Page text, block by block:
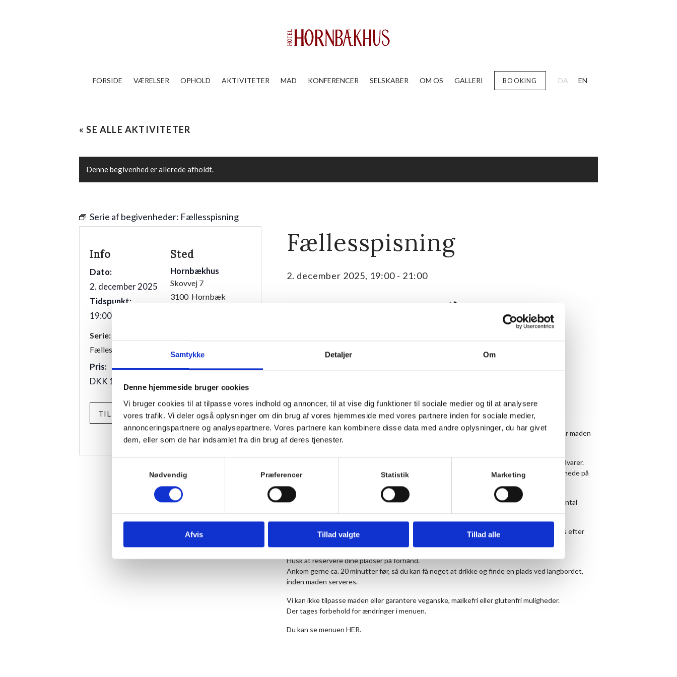
Samtykke Detaljer Om
Denne hjemmeside bruger cookies
Vi bruger cookies til at tilpasse vores indhold og annoncer, til at vise dig funktioner til sociale medier og til at analysere
vores trafik. Vi deler også oplysninger om din brug af vores hjemmeside med vores partnere inden for sociale medier,
annonceringspartnere og analysepartnere. Vores partnere kan kombinere disse data med andre oplysninger, du har givet
dem, eller som de har indsamlet fra din brug af deres tjenester.
Nødvendig Præferencer Statistik Marketing
Afvis Tillad valgte Tillad alle
FORSIDE VÆRELSER OPHOLD AKTIVITETER MAD KONFERENCER SELSKABER OM OS GALLERI BOOKING DA EN
« SE ALLE AKTIVITETER
Denne begivenhed er allerede afholdt.
Serie af begivenheder: Fællesspisning
Fællesspisning
2. december 2025, 19:00 - 21:00
Vi spiser sammen ved spisestuens plankeborde til fællesspisning hver aften kl. 19.00, hvor maden
serveres anrette på fade, der går rundt.
Køkkenet laver sæsonbetonet mad uden dogmer. Stilen er enkel og med fokus på gode råvarer.
Som udgangspunkt er menuen vegetarisk torsdag og søndag. Find ugens menu længere nede på
Vi tilbyder dagligt et vegetarisk alternativ til dagens måltid. Det er vigtigt, at du noterer antal
vegetarer i kommentarfeltet, når du bestiller dit bord.
Prisen er 175 kr. for middagen pr. person og 50 kr. for dessert. Dessert og kaffe kan købes efter
Husk at reservere dine pladser på forhånd.
Ankom gerne ca. 20 minutter før, så du kan få noget at drikke og finde en plads ved langbordet,
inden maden serveres.
Vi kan ikke tilpasse maden eller garantere veganske, mælkefri eller glutenfri muligheder.
Der tages forbehold for ændringer i menuen.
Du kan se menuen HER.
Info
Dato:
2. december 2025
Tidspunkt:
19:00 - 21:00
Serie:
Fællesspisning
Pris:
DKK 175,00
Sted
Hornbækhus
Skovvej 7
3100 Hornbæk
TILMELD